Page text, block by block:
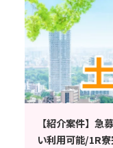
【紹介案件】
い利用可能/1R